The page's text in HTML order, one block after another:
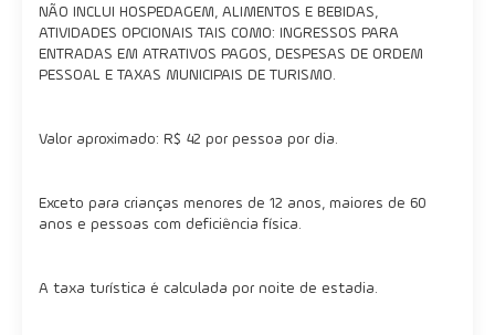
NÃO INCLUI HOSPEDAGEM, ALIMENTOS E BEBIDAS,
ATIVIDADES OPCIONAIS TAIS COMO: INGRESSOS PARA
ENTRADAS EM ATRATIVOS PAGOS, DESPESAS DE ORDEM
PESSOAL E TAXAS MUNICIPAIS DE TURISMO.
Valor aproximado: R$ 42 por pessoa por dia.
Exceto para crianças menores de 12 anos, maiores de 60
anos e pessoas com deficiência física.
A taxa turística é calculada por noite de estadia.